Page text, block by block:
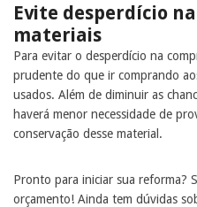
Evite desperdício
materiais
Para evitar o desperdício na
prudente do que ir comprando
usados. Além de diminuir as
haverá menor necessidade de
conservação desse material.
Pronto para iniciar sua reforma?
orçamento! Ainda tem dúvidas